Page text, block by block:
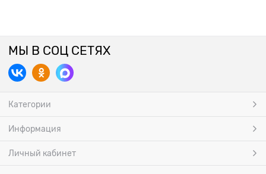
МЫ В СОЦ СЕТЯХ
Категории
Информация
Личный кабинет